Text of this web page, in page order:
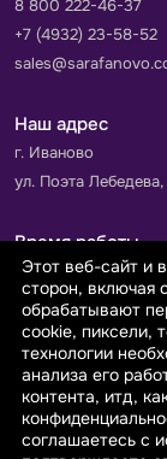
8 800 222-46-37
+7 (4932) 23-58-52
Наш адрес
г. Иваново
ул. Поэта
Время работы
Пн-Пт с 9.00 до
Сб-Вс: выходной
Принимаем к
Этот веб-сайт и
сторон, включая
обрабатывают
cookie, пиксели,
технологии
анализа его
контента, итд,
соглашаетесь с